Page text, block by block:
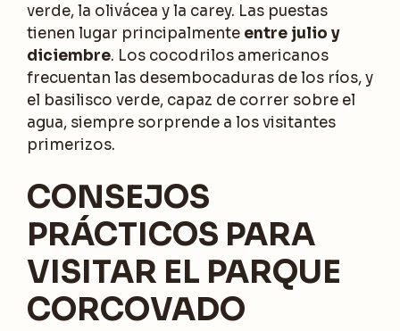
verde, la olivácea y la carey. Las puestas
tienen lugar principalmente entre julio y
diciembre. Los cocodrilos americanos
frecuentan las desembocaduras de los ríos, y
el basilisco verde, capaz de correr sobre el
agua, siempre sorprende a los visitantes
primerizos.
CONSEJOS
PRÁCTICOS PARA
VISITAR EL PARQUE
CORCOVADO